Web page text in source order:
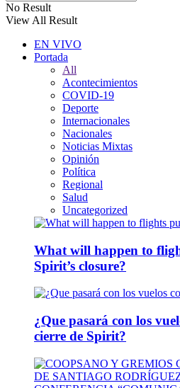
No Result
View All Result
EN VIVO
Portada
All
Acontecimientos
COVID-19
Deporte
Internacionales
Nacionales
Noticias Mixtas
Opinión
Política
Regional
Salud
Uncategorized
What will happen to
Spirit’s closure?
¿Que pasará con los
cierre de Spirit?